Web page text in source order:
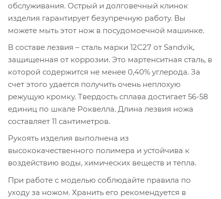
обслуживания. Острый и долговечный клинок
изделия гарантирует безупречную работу. Вы
можете мыть этот нож в посудомоечной машинке.
В составе лезвия – сталь марки 12C27 от Sandvik,
защищенная от коррозии. Это мартенситная сталь, в
которой содержится не менее 0,40% углерода. За
счет этого удается получить очень неплохую
режущую кромку. Твердость сплава достигает 56-58
единиц по шкале Роквелла. Длина лезвия ножа
составляет 11 сантиметров.
Рукоять изделия выполнена из
высококачественного полимера и устойчива к
воздействию воды, химических веществ и тепла.
При работе с моделью соблюдайте правила по
уходу за ножом. Хранить его рекомендуется в